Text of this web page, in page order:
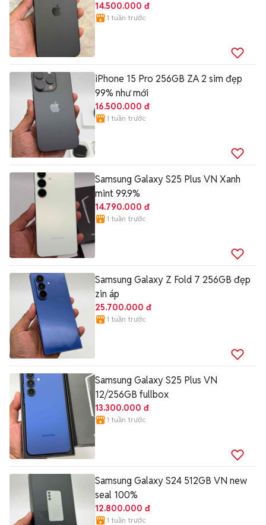
14.500.000 đ
1 tuần trước
iPhone 15 Pro 256GB ZA 2 sim đẹp
99% như mới
16.500.000 đ
1 tuần trước
Samsung Galaxy S25 Plus VN Xanh
mint 99.9%
14.790.000 đ
1 tuần trước
Samsung Galaxy Z Fold 7 256GB đẹp
zin áp
25.700.000 đ
1 tuần trước
Samsung Galaxy S25 Plus VN
12/256GB fullbox
13.300.000 đ
1 tuần trước
Samsung Galaxy S24 512GB VN new
seal 100%
12.800.000 đ
1 tuần trước